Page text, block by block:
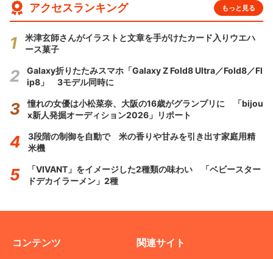
アクセスランキング もっと見る
米津玄師さんがイラストと文章を手がけたカード入りウエハ
ース菓子
Galaxy折りたたみスマホ「Galaxy Z Fold8 Ultra／Fold8／Fl
ip8」 3モデル同時に
憧れの女優は小松菜奈、大阪の16歳がグランプリに 「bijou
x新人発掘オーディション2026」リポート
3段階の制御を自動で 米の香りや甘みを引き出す家庭用精
米機
「VIVANT」をイメージした2種類の味わい 「ベビースター
ドデカイラーメン」2種
コンテンツ 関連サイト